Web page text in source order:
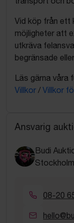
Vid köp från ett
möjligheter att
utkräva
begränsade
Läs gärna
Villkor / Villkor
Ansvarig
Budi
Stockholm
08-20